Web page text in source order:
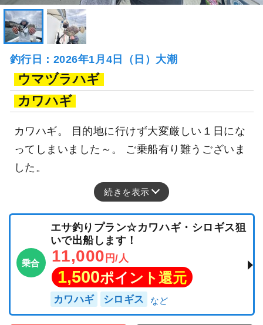
釣行日：2026年1月4日（日）大潮
ウマヅラハギ
カワハギ
カワハギ。 目的地に行けず大変厳しい１日にな
ってしまいました～。 ご乗船有り難うございま
した。
続きを表示
乗合
エサ釣りプラン☆カワハギ・シロギス狙
いで出船します！
11,000 円/人
1,500ポイント還元
カワハギ シロギス